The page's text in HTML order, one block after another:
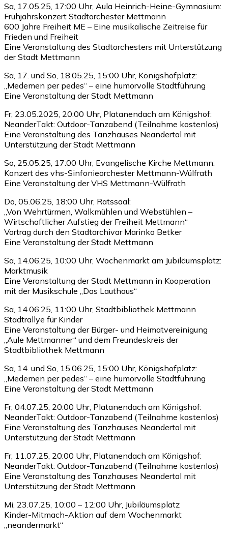
Sa, 17.05.25, 17:00 Uhr, Aula Heinrich-Heine-Gymnasium:
Frühjahrskonzert Stadtorchester Mettmann
600 Jahre Freiheit ME – Eine musikalische Zeitreise für
Frieden und Freiheit
Eine Veranstaltung des Stadtorchesters mit Unterstützung
der Stadt Mettmann
Sa, 17. und So, 18.05.25, 15:00 Uhr, Königshofplatz:
„Medemen per pedes“ – eine humorvolle Stadtführung
Eine Veranstaltung der Stadt Mettmann
Fr, 23.05.2025, 20:00 Uhr, Platanendach am Königshof:
NeanderTakt: Outdoor-Tanzabend (Teilnahme kostenlos)
Eine Veranstaltung des Tanzhauses Neandertal mit
Unterstützung der Stadt Mettmann
So, 25.05.25, 17:00 Uhr, Evangelische Kirche Mettmann:
Konzert des vhs-Sinfonieorchester Mettmann-Wülfrath
Eine Veranstaltung der VHS Mettmann-Wülfrath
Do, 05.06.25, 18:00 Uhr, Ratssaal:
„Von Wehrtürmen, Walkmühlen und Webstühlen –
Wirtschaftlicher Aufstieg der Freiheit Mettmann“
Vortrag durch den Stadtarchivar Marinko Betker
Eine Veranstaltung der Stadt Mettmann
Sa, 14.06.25, 10:00 Uhr, Wochenmarkt am Jubiläumsplatz:
Marktmusik
Eine Veranstaltung der Stadt Mettmann in Kooperation
mit der Musikschule „Das Lauthaus“
Sa, 14.06.25, 11:00 Uhr, Stadtbibliothek Mettmann
Stadtrallye für Kinder
Eine Veranstaltung der Bürger- und Heimatvereinigung
„Aule Mettmanner“ und dem Freundeskreis der
Stadtbibliothek Mettmann
Sa, 14. und So, 15.06.25, 15:00 Uhr, Königshofplatz:
„Medemen per pedes“ – eine humorvolle Stadtführung
Eine Veranstaltung der Stadt Mettmann
Fr, 04.07.25, 20:00 Uhr, Platanendach am Königshof:
NeanderTakt: Outdoor-Tanzabend (Teilnahme kostenlos)
Eine Veranstaltung des Tanzhauses Neandertal mit
Unterstützung der Stadt Mettmann
Fr, 11.07.25, 20:00 Uhr, Platanendach am Königshof:
NeanderTakt: Outdoor-Tanzabend (Teilnahme kostenlos)
Eine Veranstaltung des Tanzhauses Neandertal mit
Unterstützung der Stadt Mettmann
Mi, 23.07.25, 10:00 – 12:00 Uhr, Jubiläumsplatz
Kinder-Mitmach-Aktion auf dem Wochenmarkt
„neandermarkt“